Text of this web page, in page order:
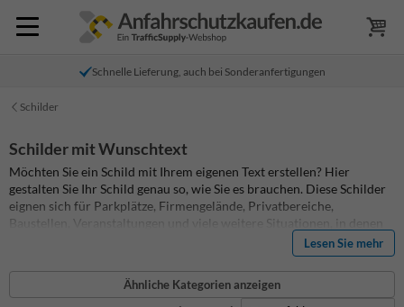
Schnelle Lieferung, auch bei Sonderanfertigungen
Schilder
Schilder mit Wunschtext
Möchten Sie ein Schild mit Ihrem eigenen Text erstellen? Hier
gestalten Sie Ihr Schild genau so, wie Sie es brauchen. Diese Schilder
eignen sich für Parkplätze, Firmengelände, Privatbereiche,
Baustellen, Veranstaltungen und viele weitere Situationen, in denen
ein Standardschild nicht ausreicht. Sie wählen selbst das Format, die
Farbe, den Text und die Ausführung. So entsteht ein Schild, das zu
Ihrer Situation passt und vor Ort sofort für Klarheit sorgt.Die
bestehen aus Dibond®traffic und sind für den dauerhaften
Lesen Sie mehr
Ähnliche Kategorien anzeigen